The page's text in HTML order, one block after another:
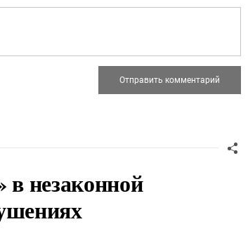
в незаконной